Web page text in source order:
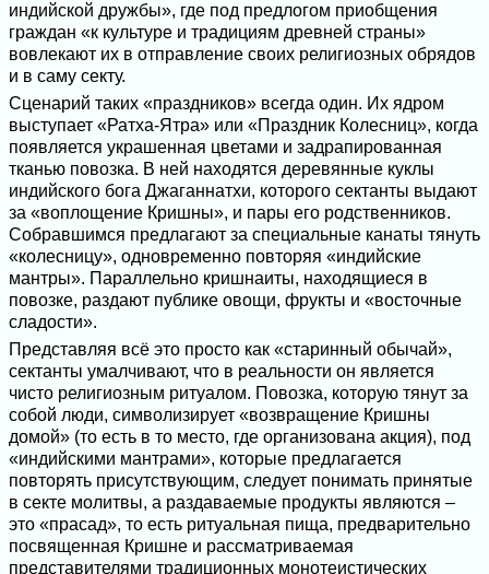
индийской дружбы», где под предлогом приобщения
граждан «к культуре и традициям древней страны»
вовлекают их в отправление своих религиозных обрядов
и в саму секту.
Сценарий таких «праздников» всегда один. Их ядром
выступает «Ратха-Ятра» или «Праздник Колесниц», когда
появляется украшенная цветами и задрапированная
тканью повозка. В ней находятся деревянные куклы
индийского бога Джаганнатхи, которого сектанты выдают
за «воплощение Кришны», и пары его родственников.
Собравшимся предлагают за специальные канаты тянуть
«колесницу», одновременно повторяя «индийские
мантры». Параллельно кришнаиты, находящиеся в
повозке, раздают публике овощи, фрукты и «восточные
сладости».
Представляя всё это просто как «старинный обычай»,
сектанты умалчивают, что в реальности он является
чисто религиозным ритуалом. Повозка, которую тянут за
собой люди, символизирует «возвращение Кришны
домой» (то есть в то место, где организована акция), под
«индийскими мантрами», которые предлагается
повторять присутствующим, следует понимать принятые
в секте молитвы, а раздаваемые продукты являются –
это «прасад», то есть ритуальная пища, предварительно
посвященная Кришне и рассматриваемая
представителями традиционных монотеистических